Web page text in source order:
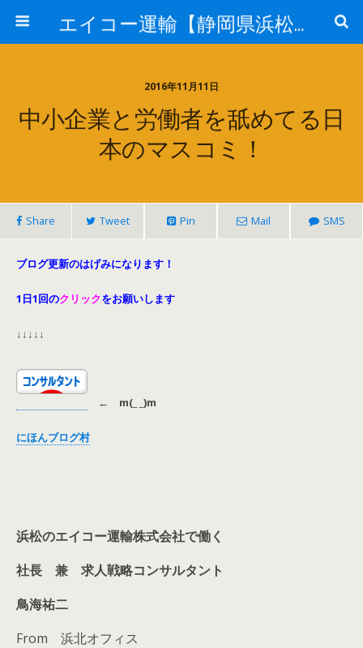
エイコー運輸【静岡県浜松市】
2016年11月11日
中小企業と労働者を舐めてる日
本のマスコミ！
Share Tweet Pin Mail SMS
ブログ更新のはげみになります！
1日1回のクリックをお願いします
↓↓↓↓↓
← m(_ _)m
にほんブログ村
浜松のエイコー運輸株式会社で働く
社長 兼 求人戦略コンサルタント
鳥海祐二
From 浜北オフィス